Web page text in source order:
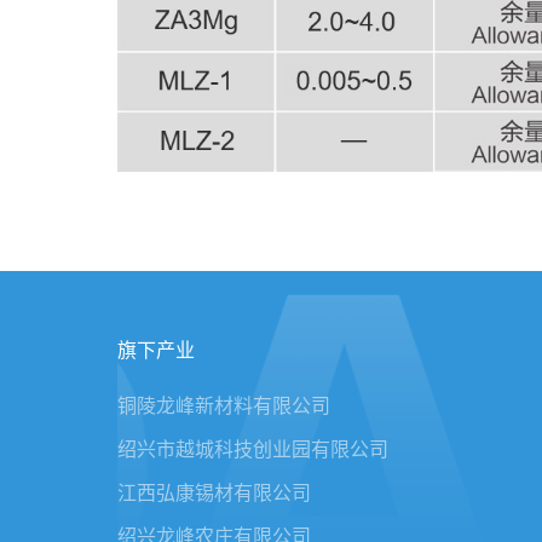
旗下产业
铜陵龙峰新材料有限公司
绍兴市越城科技创业园有限公司
江西弘康锡材有限公司
绍兴龙峰农庄有限公司